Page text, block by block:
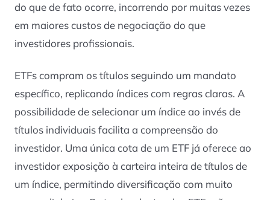
do que de fato ocorre, incorrendo por muitas vezes
em maiores custos de negociação do que
investidores profissionais.
ETFs compram os títulos seguindo um mandato
específico, replicando índices com regras claras. A
possibilidade de selecionar um índice ao invés de
títulos individuais facilita a compreensão do
investidor. Uma única cota de um ETF já oferece ao
investidor exposição à carteira inteira de títulos de
um índice, permitindo diversificação com muito